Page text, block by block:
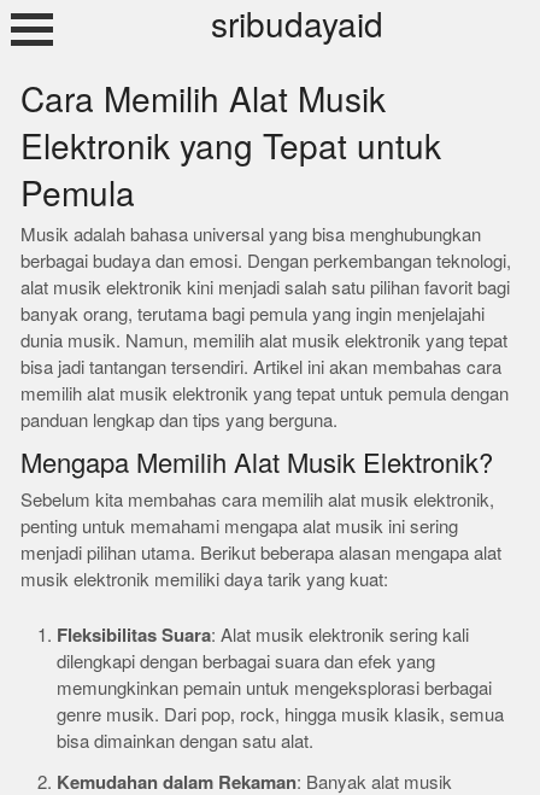
Skip
to
sribudayaid
Cara Memilih Alat Musik
Elektronik yang Tepat untuk
Pemula
Musik adalah bahasa universal yang bisa menghubungkan
berbagai budaya dan emosi. Dengan perkembangan teknologi,
alat musik elektronik kini menjadi salah satu pilihan favorit bagi
banyak orang, terutama bagi pemula yang ingin menjelajahi
dunia musik. Namun, memilih alat musik elektronik yang tepat
bisa jadi tantangan tersendiri. Artikel ini akan membahas cara
memilih alat musik elektronik yang tepat untuk pemula dengan
panduan lengkap dan tips yang berguna.
Mengapa Memilih Alat Musik Elektronik?
Sebelum kita membahas cara memilih alat musik elektronik,
penting untuk memahami mengapa alat musik ini sering
menjadi pilihan utama. Berikut beberapa alasan mengapa alat
musik elektronik memiliki daya tarik yang kuat:
Fleksibilitas Suara: Alat musik elektronik sering kali
dilengkapi dengan berbagai suara dan efek yang
memungkinkan pemain untuk mengeksplorasi berbagai
genre musik. Dari pop, rock, hingga musik klasik, semua
bisa dimainkan dengan satu alat.
Kemudahan dalam Rekaman: Banyak alat musik